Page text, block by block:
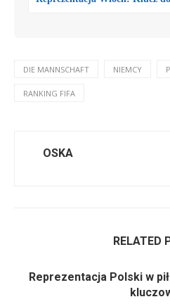
DIE MANNSCHAFT NIEMCY
RANKING FIFA
OSKA
RELATED
Reprezentacja Polski w